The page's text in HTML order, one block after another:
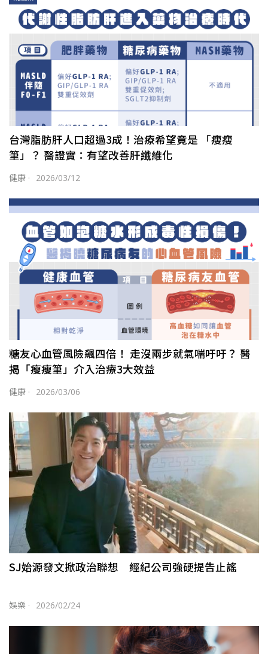
台灣脂肪肝人口超過3成！治療希望竟是 「瘦瘦
筆」？ 醫證實：有望改善肝纖維化
健康 · 2026/03/12
糖友心血管風險飆四倍！ 走沒兩步就氣喘吁吁？ 醫
揭「瘦瘦筆」介入治療3大效益
健康 · 2026/03/06
SJ始源發文掀政治聯想 經紀公司強硬提告止謠
娛樂 · 2026/02/24